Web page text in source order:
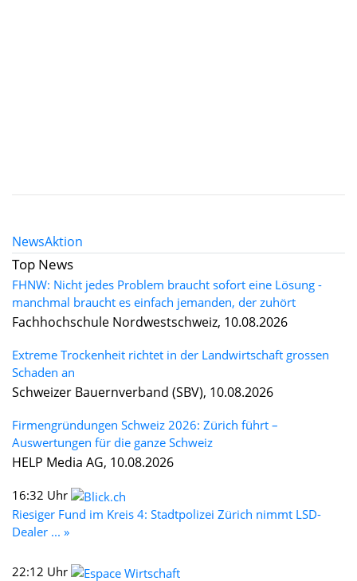
NewsAktion
Top News
FHNW: Nicht jedes Problem braucht sofort eine Lösung -
manchmal braucht es einfach jemanden, der zuhört
Fachhochschule Nordwestschweiz, 10.08.2026
Extreme Trockenheit richtet in der Landwirtschaft grossen
Schaden an
Schweizer Bauernverband (SBV), 10.08.2026
Firmengründungen Schweiz 2026: Zürich führt –
Auswertungen für die ganze Schweiz
HELP Media AG, 10.08.2026
16:32 Uhr
Riesiger Fund im Kreis 4: Stadtpolizei Zürich nimmt LSD-
Dealer ... »
22:12 Uhr